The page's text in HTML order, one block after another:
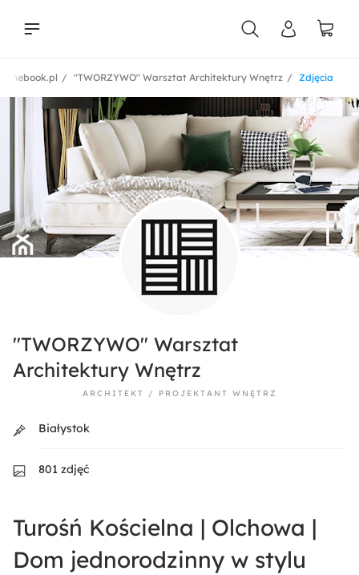
Zdjęcia
"TWORZYWO" Warsztat Architektury Wnętrz
"TWORZYWO" Warsztat
Architektury Wnętrz
ARCHITEKT / PROJEKTANT WNĘTRZ
Białystok
801 zdjęć
Turośń Kościelna | Olchowa |
Dom jednorodzinny w stylu